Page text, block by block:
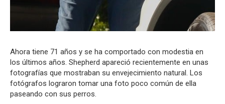
Ahora tiene 71 años y se ha comportado con modestia en
los últimos años. Shepherd apareció recientemente en unas
fotografías que mostraban su envejecimiento natural. Los
fotógrafos lograron tomar una foto poco común de ella
paseando con sus perros.